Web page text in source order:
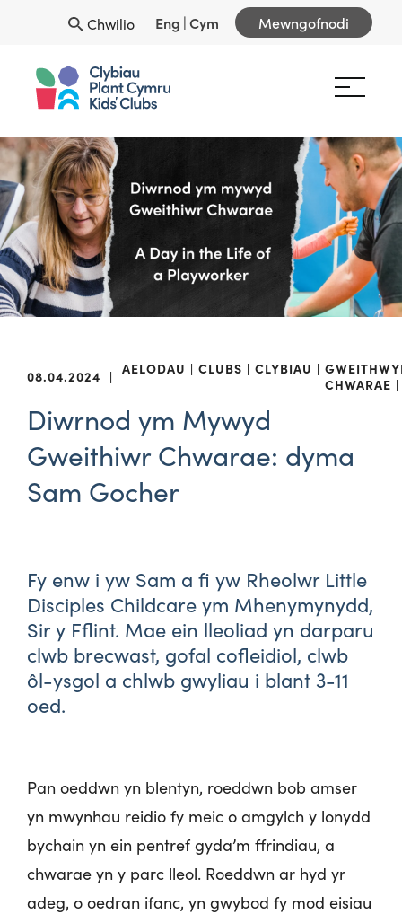
Chwilio Eng |Cym Mewngofnodi
08.04.2024 | AELODAU CLUBS CLYBIAU
CHWARAE
Diwrnod ym Mywyd
Gweithiwr Chwarae: dyma
Sam Gocher
Fy enw i yw Sam a fi yw Rheolwr Little
Disciples Childcare ym Mhenymynydd,
Sir y Fflint. Mae ein lleoliad yn darparu
clwb brecwast, gofal cofleidiol, clwb
ôl-ysgol a chlwb gwyliau i blant 3-11
oed.
Pan oeddwn yn blentyn, roeddwn bob amser
yn mwynhau reidio fy meic o amgylch y lonydd
bychain yn ein pentref gyda’m ffrindiau, a
chwarae yn y parc lleol. Roeddwn ar hyd yr
adeg, o oedran ifanc, yn gwybod fy mod eisiau